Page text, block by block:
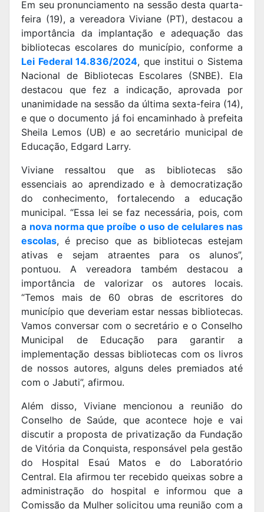
Em seu pronunciamento na sessão desta quarta-
feira (19), a vereadora Viviane (PT), destacou a
importância da implantação e adequação das
bibliotecas escolares do município, conforme a
Lei Federal 14.836/2024, que institui o Sistema
Nacional de Bibliotecas Escolares (SNBE). Ela
destacou que fez a indicação, aprovada por
unanimidade na sessão da última sexta-feira (14),
e que o documento já foi encaminhado à prefeita
Sheila Lemos (UB) e ao secretário municipal de
Educação, Edgard Larry.
Viviane ressaltou que as bibliotecas são
essenciais ao aprendizado e à democratização
do conhecimento, fortalecendo a educação
municipal. “Essa lei se faz necessária, pois, com
a nova norma que proíbe o uso de celulares nas
escolas, é preciso que as bibliotecas estejam
ativas e sejam atraentes para os alunos”,
pontuou. A vereadora também destacou a
importância de valorizar os autores locais.
“Temos mais de 60 obras de escritores do
município que deveriam estar nessas bibliotecas.
Vamos conversar com o secretário e o Conselho
Municipal de Educação para garantir a
implementação dessas bibliotecas com os livros
de nossos autores, alguns deles premiados até
com o Jabuti”, afirmou.
Além disso, Viviane mencionou a reunião do
Conselho de Saúde, que acontece hoje e vai
discutir a proposta de privatização da Fundação
de Vitória da Conquista, responsável pela gestão
do Hospital Esaú Matos e do Laboratório
Central. Ela afirmou ter recebido queixas sobre a
administração do hospital e informou que a
Comissão da Mulher solicitou uma reunião com a